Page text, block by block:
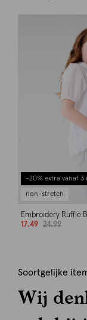
-20% extra vanaf 3
non-stretch
Embroidery Ruffle
17.49
24.99
Soortgelijke
Wij